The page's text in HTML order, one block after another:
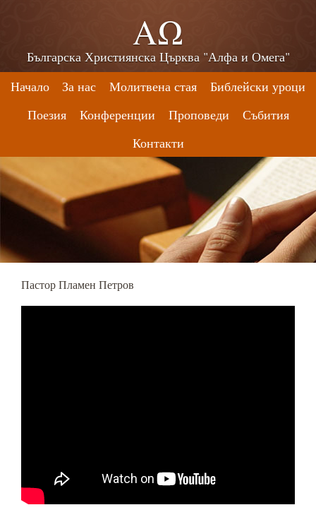
ΑΩ
Българска Християнска Църква "Алфа и Омега"
Начало
За нас Молитвена стая
Библейски уроци
Поезия
Конференции Проповеди
Събития
Контакти
Пастор Пламен Петров